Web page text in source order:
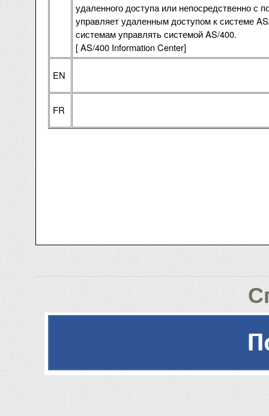
удаленного доступа или непосредственно с
управляет удаленным доступом к системе
системам управлять системой AS/400.
[ AS/400 Information Center]
EN
FR